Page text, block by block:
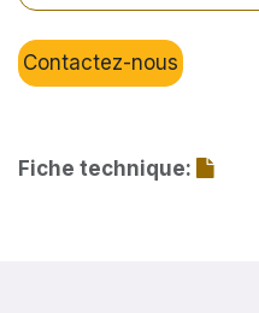
Contactez-nous
Fiche technique: